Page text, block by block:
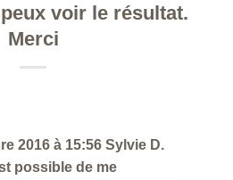
voir le résultat.
Merci
2016 à 15:56 Sylvie D.
possible de me